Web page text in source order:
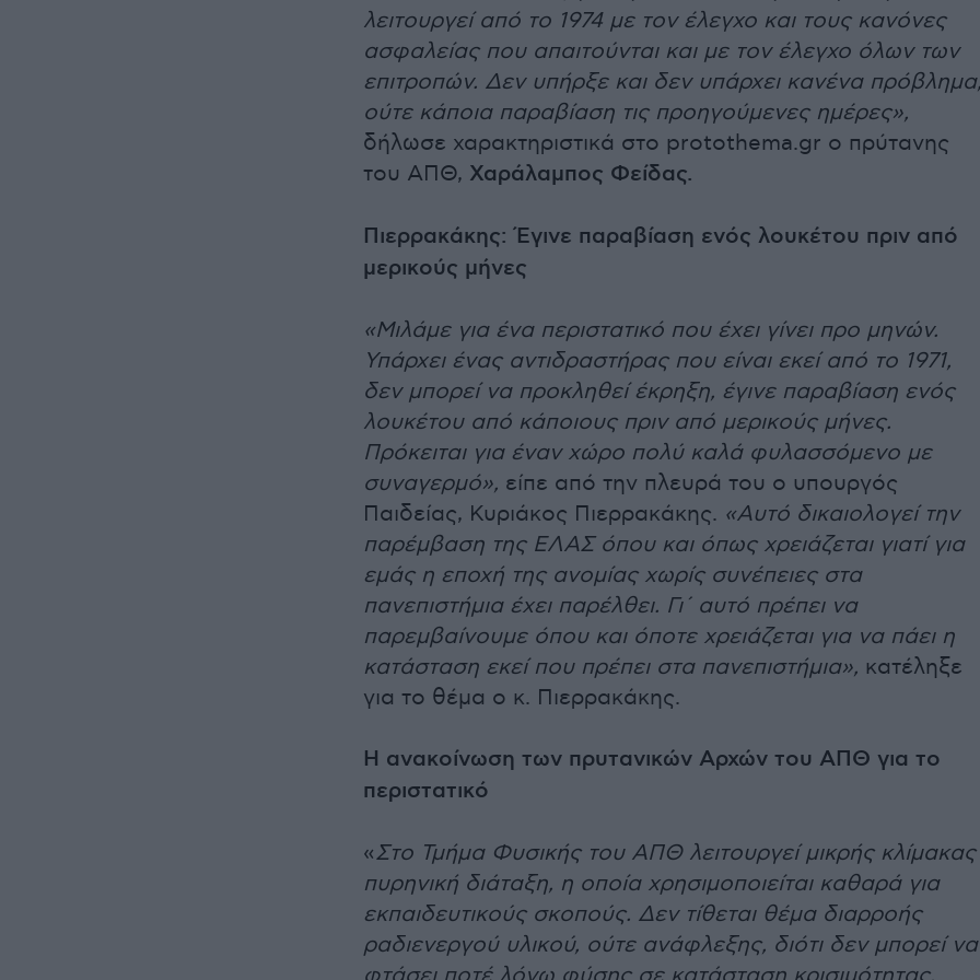
λειτουργεί από το 1974 με τον έλεγχο και τους κανόνες
ασφαλείας που απαιτούνται και με τον έλεγχο όλων των
επιτροπών. Δεν υπήρξε και δεν υπάρχει κανένα
ούτε κάποια παραβίαση τις προηγούμενες ημέρες»,
δήλωσε χαρακτηριστικά στο protothema.gr ο πρύτανης
του ΑΠΘ, Χαράλαμπος Φείδας.
Πιερρακάκης: Έγινε παραβίαση ενός λουκέτου πριν από
μερικούς μήνες
«Μιλάμε για ένα περιστατικό που έχει γίνει προ μηνών.
Υπάρχει ένας αντιδραστήρας που είναι εκεί από το 1971,
δεν μπορεί να προκληθεί έκρηξη, έγινε παραβίαση ενός
λουκέτου από κάποιους πριν από μερικούς μήνες.
Πρόκειται για έναν χώρο πολύ καλά φυλασσόμενο με
συναγερμό», είπε από την πλευρά του ο υπουργός
Παιδείας, Κυριάκος Πιερρακάκης. «Αυτό δικαιολογεί την
παρέμβαση της ΕΛΑΣ όπου και όπως χρειάζεται γιατί για
εμάς η εποχή της ανομίας χωρίς συνέπειες στα
πανεπιστήμια έχει παρέλθει. Γι΄ αυτό πρέπει να
παρεμβαίνουμε όπου και όποτε χρειάζεται για να πάει η
κατάσταση εκεί που πρέπει στα πανεπιστήμια», κατέληξε
για το θέμα ο κ. Πιερρακάκης.
Η ανακοίνωση των πρυτανικών Αρχών του ΑΠΘ για το
περιστατικό
«Στο Τμήμα Φυσικής του ΑΠΘ λειτουργεί μικρής κλίμακας
πυρηνική διάταξη, η οποία χρησιμοποιείται καθαρά για
εκπαιδευτικούς σκοπούς. Δεν τίθεται θέμα διαρροής
ραδιενεργού υλικού, ούτε ανάφλεξης, διότι δεν μπορεί να